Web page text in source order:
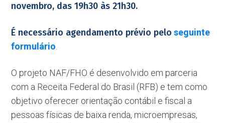
novembro, das 19h30 às 21h30.
É necessário agendamento prévio pelo seguinte
formulário
O projeto NAF/FHO é desenvolvido em parceria
com a Receita Federal do Brasil (RFB) e tem como
objetivo oferecer orientação contábil e fiscal a
pessoas físicas de baixa renda, microempresas,